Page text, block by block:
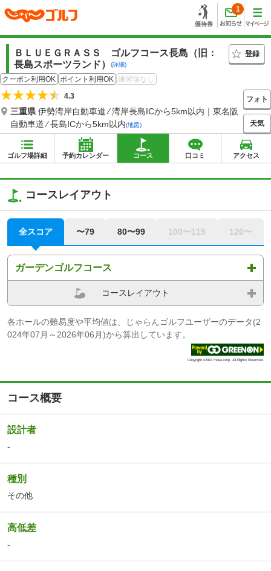
1
ＢＬＵＥＧＲＡＳＳ ゴルフコース長島（旧：
長島スポーツランド）
(詳細)
登録
クーポン利用OK ポイント利用OK 練習場なし
4.3
三重県 伊勢湾岸自動車道 ⁄ 湾岸長島ICから5km以内｜東名阪
自動車道 ⁄ 長島ICから5km以内(地図)
フォト
天気
ゴルフ場詳細 予約カレンダー コース 口コミ アクセス
コースレイアウト
全スコア 〜79 80〜99 100〜119 120〜
ガーデンゴルフコース
コースレイアウト
各ホールの難易度や平均値は、じゃらんゴルフユーザーのデータ(2
024年07月～2026年06月)から算出しています。
Copyright c2014 masa corp. All Rights Reserved.
コース概要
設計者
-
種別
その他
高低差
-